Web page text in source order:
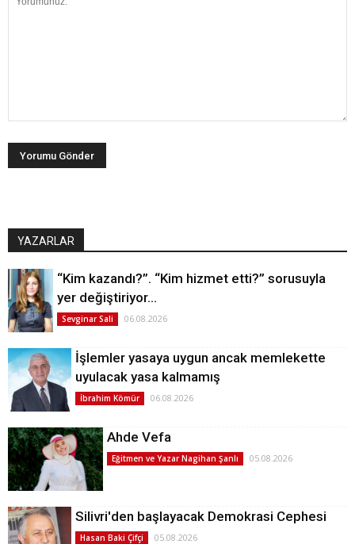
YAZARLAR
“Kim kazandı?”. “Kim hizmet etti?” sorusuyla
yer değiştiriyor…
Sevginar Sali 06.08.2026
İşlemler yasaya uygun ancak memlekette
uyulacak yasa kalmamış
İbrahim Kömür 06.08.2026
Ahde Vefa
Eğitmen ve Yazar Nagihan Şanlı 05.08.2026
Silivri'den başlayacak Demokrasi Cephesi
Hasan Baki Çifçi 05.08.2026